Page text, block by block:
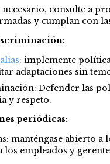
consulte a
y cumplan con
: implemente
adaptaciones sin
Defender las
y respeto.
periódicas:
manténgase abierto
empleados y